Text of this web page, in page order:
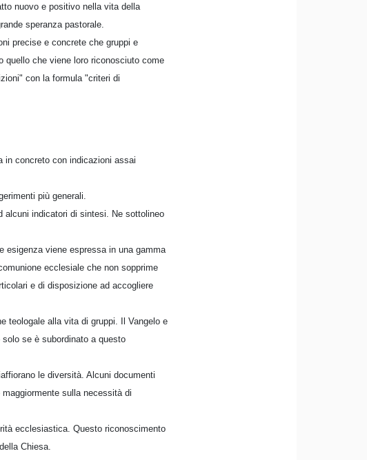
nuovo e positivo nella vita della
speranza pastorale.
precise e concrete che gruppi e
quello che viene loro riconosciuto come
con la formula "criteri di
in concreto con indicazioni assai
più generali.
alcuni indicatori di sintesi. Ne sottolineo
esigenza viene espressa in una gamma
ecclesiale che non sopprime
e di disposizione ad accogliere
teologale alla vita di gruppi. Il Vangelo e
se è subordinato a questo
le diversità. Alcuni documenti
sulla necessità di
ecclesiastica. Questo riconoscimento
Chiesa.